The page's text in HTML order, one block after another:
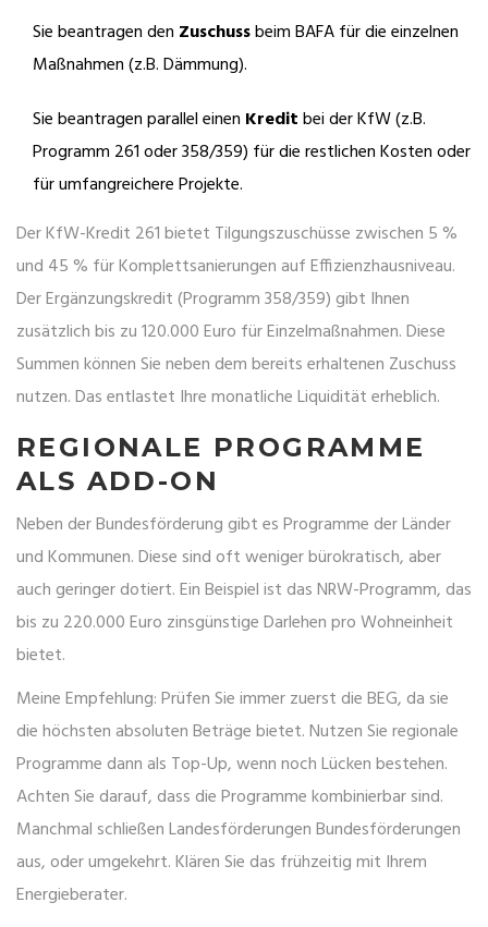
Sie beantragen den Zuschussbeim BAFA für die einzelnen
Maßnahmen (z.B. Dämmung).
Sie beantragen parallel einen Kreditbei der KfW (z.B.
Programm 261 oder 358/359) für die restlichen Kosten oder
für umfangreichere Projekte.
Der KfW-Kredit 261 bietet Tilgungszuschüsse zwischen 5 %
und 45 % für Komplettsanierungen auf Effizienzhausniveau.
Der Ergänzungskredit (Programm 358/359) gibt Ihnen
zusätzlich bis zu 120.000 Euro für Einzelmaßnahmen. Diese
Summen können Sie neben dem bereits erhaltenen Zuschuss
nutzen. Das entlastet Ihre monatliche Liquidität erheblich.
REGIONALE PROGRAMME
ALS ADD-ON
Neben der Bundesförderung gibt es Programme der Länder
und Kommunen. Diese sind oft weniger bürokratisch, aber
auch geringer dotiert. Ein Beispiel ist das NRW-Programm, das
bis zu 220.000 Euro zinsgünstige Darlehen pro Wohneinheit
bietet.
Meine Empfehlung: Prüfen Sie immer zuerst die BEG, da sie
die höchsten absoluten Beträge bietet. Nutzen Sie regionale
Programme dann als Top-Up, wenn noch Lücken bestehen.
Achten Sie darauf, dass die Programme kombinierbar sind.
Manchmal schließen Landesförderungen Bundesförderungen
aus, oder umgekehrt. Klären Sie das frühzeitig mit Ihrem
Energieberater.